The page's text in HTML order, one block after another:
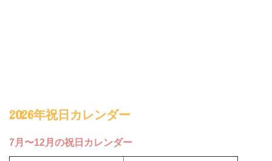
2026年祝日カレンダー
7月〜12月の祝日カレンダー